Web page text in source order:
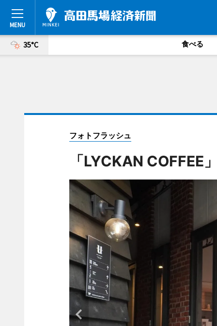
35°C 食べる
フォトフラッシュ
「LYCKAN COFFEE